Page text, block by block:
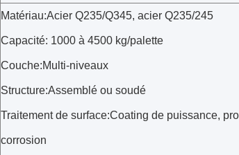
Matériau:Acier Q235/Q345, acier Q235/245
Capacité: 1000 à 4500 kg/palette
Couche:Multi-niveaux
Structure:Assemblé ou soudé
Traitement de surface:Coating de puissance,
corrosion